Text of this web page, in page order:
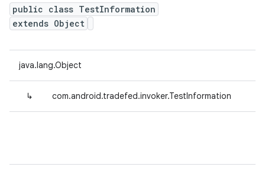
public class TestInformation
extends Object
java.lang.Object
↳ com.android.tradefed.invoker.TestInformation